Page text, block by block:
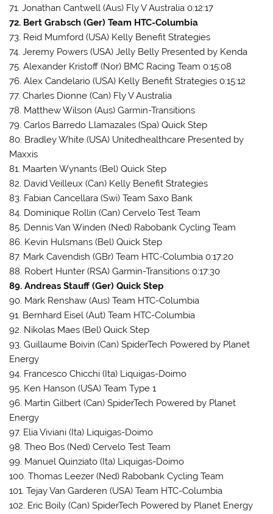
71. Jonathan Cantwell (Aus) Fly V Australia 0:12:17
72. Bert Grabsch (Ger) Team HTC-Columbia
73. Reid Mumford (USA) Kelly Benefit Strategies
74. Jeremy Powers (USA) Jelly Belly Presented by Kenda
75. Alexander Kristoff (Nor) BMC Racing Team 0:15:08
76. Alex Candelario (USA) Kelly Benefit Strategies 0:15:12
77. Charles Dionne (Can) Fly V Australia
78. Matthew Wilson (Aus) Garmin-Transitions
79. Carlos Barredo Llamazales (Spa) Quick Step
80. Bradley White (USA) Unitedhealthcare Presented by
Maxxis
81. Maarten Wynants (Bel) Quick Step
82. David Veilleux (Can) Kelly Benefit Strategies
83. Fabian Cancellara (Swi) Team Saxo Bank
84. Dominique Rollin (Can) Cervelo Test Team
85. Dennis Van Winden (Ned) Rabobank Cycling Team
86. Kevin Hulsmans (Bel) Quick Step
87. Mark Cavendish (GBr) Team HTC-Columbia 0:17:20
88. Robert Hunter (RSA) Garmin-Transitions 0:17:30
89. Andreas Stauff (Ger) Quick Step
90. Mark Renshaw (Aus) Team HTC-Columbia
91. Bernhard Eisel (Aut) Team HTC-Columbia
92. Nikolas Maes (Bel) Quick Step
93. Guillaume Boivin (Can) SpiderTech Powered by Planet
Energy
94. Francesco Chicchi (Ita) Liquigas-Doimo
95. Ken Hanson (USA) Team Type 1
96. Martin Gilbert (Can) SpiderTech Powered by Planet
Energy
97. Elia Viviani (Ita) Liquigas-Doimo
98. Theo Bos (Ned) Cervelo Test Team
99. Manuel Quinziato (Ita) Liquigas-Doimo
100. Thomas Leezer (Ned) Rabobank Cycling Team
101. Tejay Van Garderen (USA) Team HTC-Columbia
102. Eric Boily (Can) SpiderTech Powered by Planet Energy